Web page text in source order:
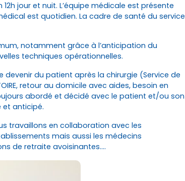
jour et nuit. L’équipe médicale est présente
est quotidien. La cadre de santé du service
notamment grâce à l’anticipation du
techniques opérationnelles.
devenir du patient après la chirurgie (Service de
retour au domicile avec aides, besoin en
abordé et décidé avec le patient et/ou son
anticipé.
travaillons en collaboration avec les
mais aussi les médecins
de retraite avoisinantes….